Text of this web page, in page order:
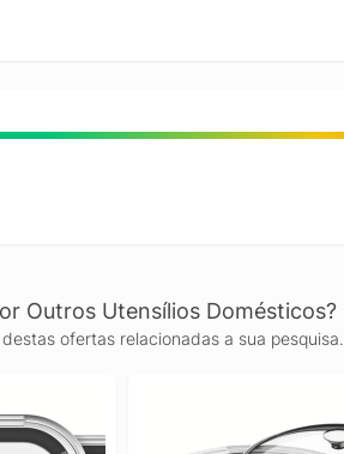
Outros Utensílios Domésticos?
ofertas relacionadas a sua pesquisa.